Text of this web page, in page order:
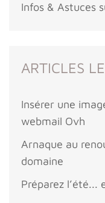
Infos & Astuces
ARTICLES
Insérer une
webmail Ovh
Arnaque au
domaine
Préparez l’été...